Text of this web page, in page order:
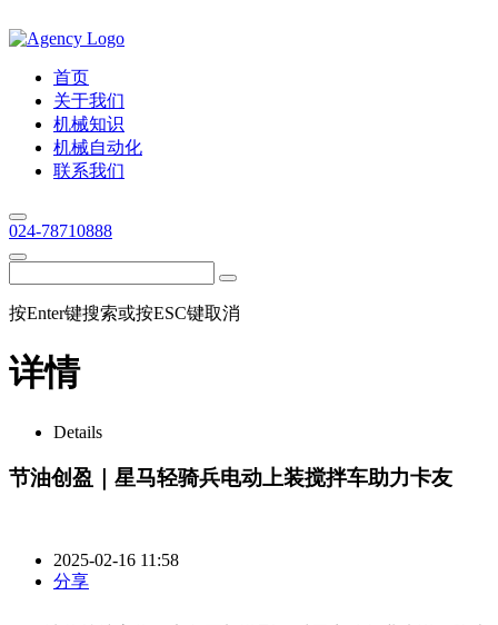
首页
关于我们
机械知识
机械自动化
联系我们
024-78710888
按Enter键搜索或按ESC键取消
详情
Details
节油创盈｜星马轻骑兵电动上装搅拌车助力卡友
2025-02-16 11:58
分享